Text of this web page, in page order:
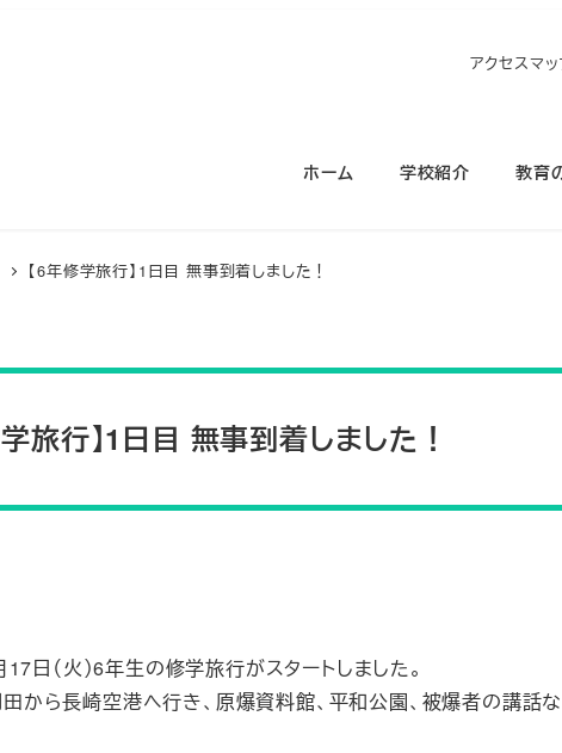
アクセスマ
ホーム 学校紹介 教育
【6年修学旅行】1日目 無事到着しました！
旅行】1日目 無事到着しました！
日（火）6年生の修学旅行がスタートしました。
から長崎空港へ行き、原爆資料館、平和公園、被爆者の講話な